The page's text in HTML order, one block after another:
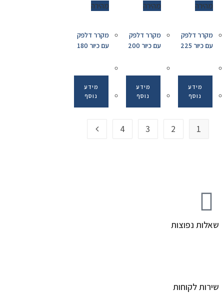
מהירה
מקרר דלפק
עם כיור 180
מידע
נוסף
מהירה
מקרר דלפק
עם כיור 200
מידע
נוסף
מהירה
מקרר דלפק
עם כיור 225
מידע
נוסף
1
2
3
4
שאלות נפוצות
שירות לקוחות